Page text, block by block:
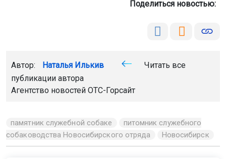
Поделиться новостью:
Автор: Наталья Илькив
Читать все
публикации автора
Агентство новостей ОТС-Горсайт
памятник служебной собаке
питомник служебного
собаководства Новосибирского отряда
Новосибирск